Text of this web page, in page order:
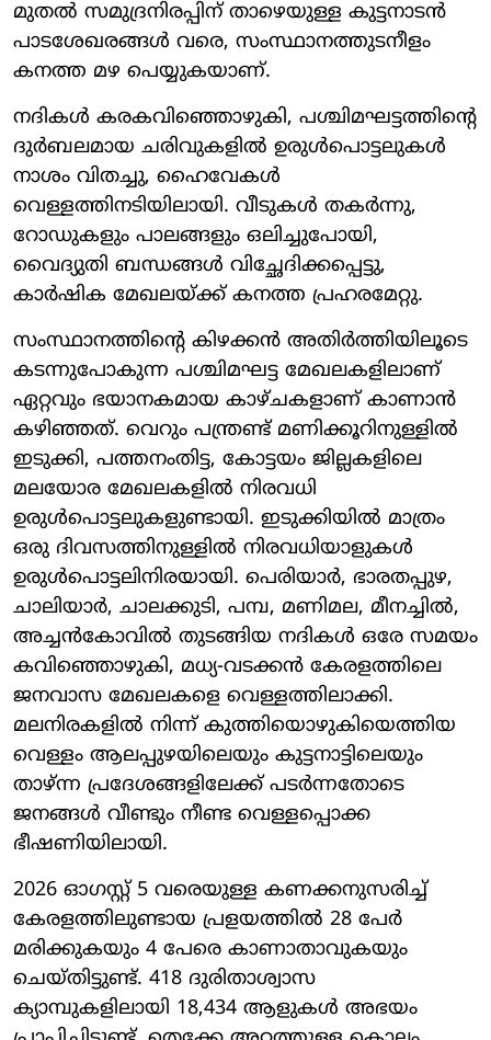
മുതൽ സമുദ്രനിരപ്പിന് താഴെയുള്ള കുട്ടനാടൻ
പാടശേഖരങ്ങൾ വരെ, സംസ്ഥാനത്തുടനീളം
കനത്ത മഴ പെയ്യുകയാണ്.
നദികൾ കരകവിഞ്ഞൊഴുകി, പശ്ചിമഘട്ടത്തിന്റെ
ദുർബലമായ ചരിവുകളിൽ ഉരുൾപൊട്ടലുകൾ
നാശം വിതച്ചു, ഹൈവേകൾ
വെള്ളത്തിനടിയിലായി. വീടുകൾ തകർന്നു,
റോഡുകളും പാലങ്ങളും ഒലിച്ചുപോയി,
വൈദ്യുതി ബന്ധങ്ങൾ വിച്ഛേദിക്കപ്പെട്ടു,
കാർഷിക മേഖലയ്ക്ക് കനത്ത പ്രഹരമേറ്റു.
സംസ്ഥാനത്തിന്റെ കിഴക്കൻ അതിർത്തിയിലൂടെ
കടന്നുപോകുന്ന പശ്ചിമഘട്ട മേഖലകളിലാണ്
ഏറ്റവും ഭയാനകമായ കാഴ്ചകളാണ് കാണാൻ
കഴിഞ്ഞത്. വെറും പന്ത്രണ്ട് മണിക്കൂറിനുള്ളിൽ
ഇടുക്കി, പത്തനംതിട്ട, കോട്ടയം ജില്ലകളിലെ
മലയോര മേഖലകളിൽ നിരവധി
ഉരുൾപൊട്ടലുകളുണ്ടായി. ഇടുക്കിയിൽ മാത്രം
ഒരു ദിവസത്തിനുള്ളിൽ നിരവധിയാളുകൾ
ഉരുൾപൊട്ടലിനിരയായി. പെരിയാർ, ഭാരതപ്പുഴ,
ചാലിയാർ, ചാലക്കുടി, പമ്പ, മണിമല, മീനച്ചിൽ,
അച്ചൻകോവിൽ തുടങ്ങിയ നദികൾ ഒരേ സമയം
കവിഞ്ഞൊഴുകി, മധ്യ-വടക്കൻ കേരളത്തിലെ
ജനവാസ മേഖലകളെ വെള്ളത്തിലാക്കി.
മലനിരകളിൽ നിന്ന് കുത്തിയൊഴുകിയെത്തിയ
വെള്ളം ആലപ്പുഴയിലെയും കുട്ടനാട്ടിലെയും
താഴ്ന്ന പ്രദേശങ്ങളിലേക്ക് പടർന്നതോടെ
ജനങ്ങൾ വീണ്ടും നീണ്ട വെള്ളപ്പൊക്ക
ഭീഷണിയിലായി.
2026 ഓഗസ്റ്റ് 5 വരെയുള്ള കണക്കനുസരിച്ച്
കേരളത്തിലുണ്ടായ പ്രളയത്തിൽ 28 പേർ
മരിക്കുകയും 4 പേരെ കാണാതാവുകയും
ചെയ്തിട്ടുണ്ട്. 418 ദുരിതാശ്വാസ
ക്യാമ്പുകളിലായി 18,434 ആളുകൾ അഭയം